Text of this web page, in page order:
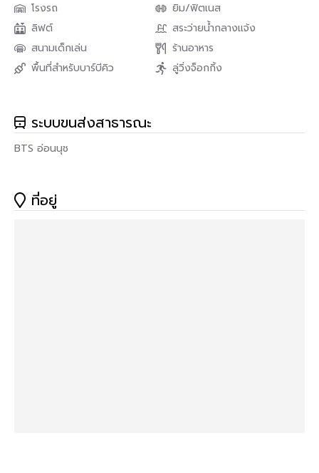
โรงรถ
ยิม/ฟิตเนส
ลิฟต์
สระว่ายน้ำกลางแจ้ง
สนามเด็กเล่น
ร้านอาหาร
พื้นที่สำหรับบาร์บีคิว
ลู่วิ่งจ็อกกิ้ง
ระบบขนส่งสาธารณะ
BTS อ่อนนุช
ที่อยู่